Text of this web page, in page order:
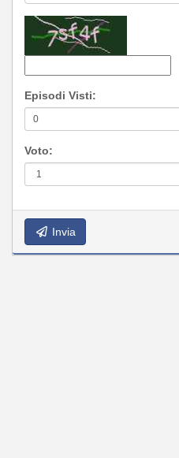
Episodi Visti:
Voto:
Invia